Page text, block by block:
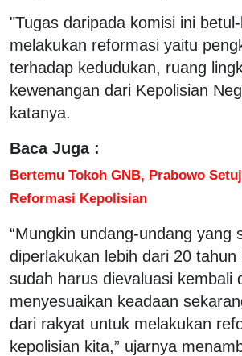
"Tugas daripada komisi ini betul-
melakukan reformasi yaitu
terhadap kedudukan, ruang
kewenangan dari Kepolisian
katanya.
Baca Juga :
Bertemu Tokoh GNB, Prabowo
Reformasi Kepolisian
“Mungkin undang-undang yang
diperlakukan lebih dari 20 tahun
sudah harus dievaluasi kembali
menyesuaikan keadaan
dari rakyat untuk melakukan
kepolisian kita,” ujarnya